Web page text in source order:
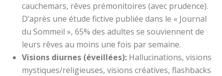
cauchemars, rêves prémonitoires (avec prudence).
D’après une étude fictive publiée dans le « Journal
du Sommeil », 65% des adultes se souviennent de
leurs rêves au moins une fois par semaine.
Visions diurnes (éveillées): Hallucinations, visions
mystiques/religieuses, visions créatives, flashbacks